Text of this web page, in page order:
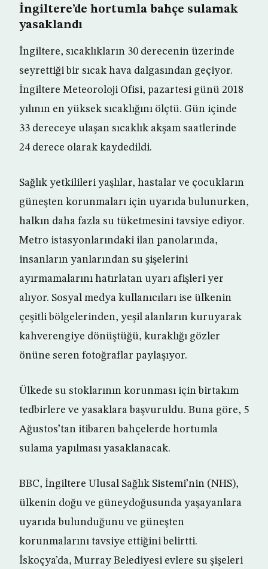
İngiltere’de hortumla bahçe sulamak
yasaklandı
İngiltere, sıcaklıkların 30 derecenin üzerinde
seyrettiği bir sıcak hava dalgasından geçiyor.
İngiltere Meteoroloji Ofisi, pazartesi günü 2018
yılının en yüksek sıcaklığını ölçtü. Gün içinde
33 dereceye ulaşan sıcaklık akşam saatlerinde
24 derece olarak kaydedildi.
Sağlık yetkilileri yaşlılar, hastalar ve çocukların
güneşten korunmaları için uyarıda bulunurken,
halkın daha fazla su tüketmesini tavsiye ediyor.
Metro istasyonlarındaki ilan panolarında,
insanların yanlarından su şişelerini
ayırmamalarını hatırlatan uyarı afişleri yer
alıyor. Sosyal medya kullanıcıları ise ülkenin
çeşitli bölgelerinden, yeşil alanların kuruyarak
kahverengiye dönüştüğü, kuraklığı gözler
önüne seren fotoğraflar paylaşıyor.
Ülkede su stoklarının korunması için birtakım
tedbirlere ve yasaklara başvuruldu. Buna göre, 5
Ağustos’tan itibaren bahçelerde hortumla
sulama yapılması yasaklanacak.
BBC, İngiltere Ulusal Sağlık Sistemi’nin (NHS),
ülkenin doğu ve güneydoğusunda yaşayanlara
uyarıda bulunduğunu ve güneşten
korunmalarını tavsiye ettiğini belirtti.
İskoçya’da, Murray Belediyesi evlere su şişeleri